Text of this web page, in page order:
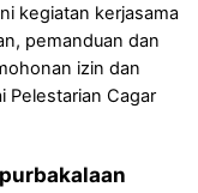
kegiatan kerjasama
pemanduan dan
izin dan
Pelestarian Cagar